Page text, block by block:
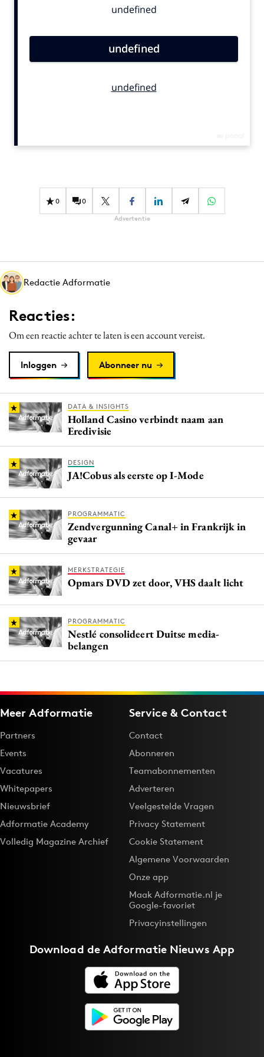
Contentmarketing
Effectiviteit
Gedragsverandering
Martech
Media
Merkstrategie
PR
Programmatic
Reputatie & crisis
0 0
Advertentie
Redactie Adformatie
Reacties:
Om een reactie achter te laten is een account vereist.
Inloggen Abonneer nu
DATA & INSIGHTS
Holland Casino verbindt naam aan
Eredivisie
DESIGN
JA!Cobus als eerste op I-Mode
PROGRAMMATIC
Zendvergunning Canal+ in Frankrijk in
gevaar
MERKSTRATEGIE
Opmars DVD zet door, VHS daalt licht
PROGRAMMATIC
Nestlé consolideert Duitse media-
belangen
Meer Adformatie
Partners
Events
Vacatures
Whitepapers
Nieuwsbrief
Adformatie Academy
Volledig Magazine Archief
Service & Contact
Contact
Abonneren
Teamabonnementen
Adverteren
Veelgestelde Vragen
Privacy Statement
Cookie Statement
Algemene Voorwaarden
Onze app
Maak Adformatie.nl je
Google-favoriet
Privacyinstellingen
Download deAdformatie Nieuws App